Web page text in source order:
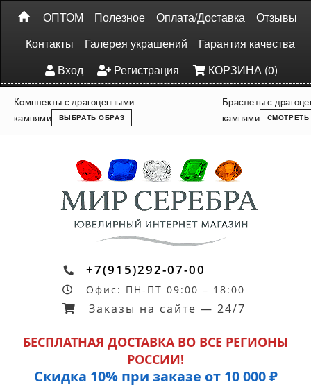
ОПТОМ Полезное Оплата/Доставка
Отзывы
Контакты
Галерея украшений
Гарантия качества
Вход
Регистрация КОРЗИНА (0)
Комплекты с драгоценными
камнями
ВЫБРАТЬ ОБРАЗ
Браслеты с
камнями
СМОТРЕТЬ
+7(915)292-07-00
Офис: ПН-ПТ 09:00 – 18:00
Заказы на сайте — 24/7
БЕСПЛАТНАЯ ДОСТАВКА ВО ВСЕ РЕГИОНЫ
РОССИИ!
Скидка 10% при заказе от 10 000 ₽